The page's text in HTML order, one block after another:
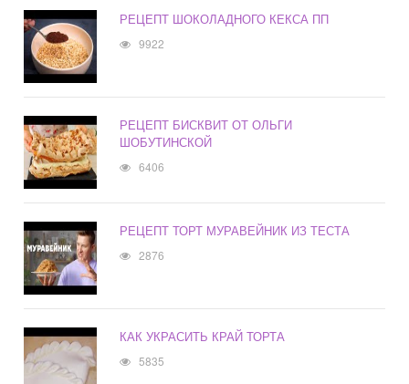
РЕЦЕПТ ШОКОЛАДНОГО КЕКСА ПП
9922
РЕЦЕПТ БИСКВИТ ОТ ОЛЬГИ
ШОБУТИНСКОЙ
6406
РЕЦЕПТ ТОРТ МУРАВЕЙНИК ИЗ ТЕСТА
2876
КАК УКРАСИТЬ КРАЙ ТОРТА
5835